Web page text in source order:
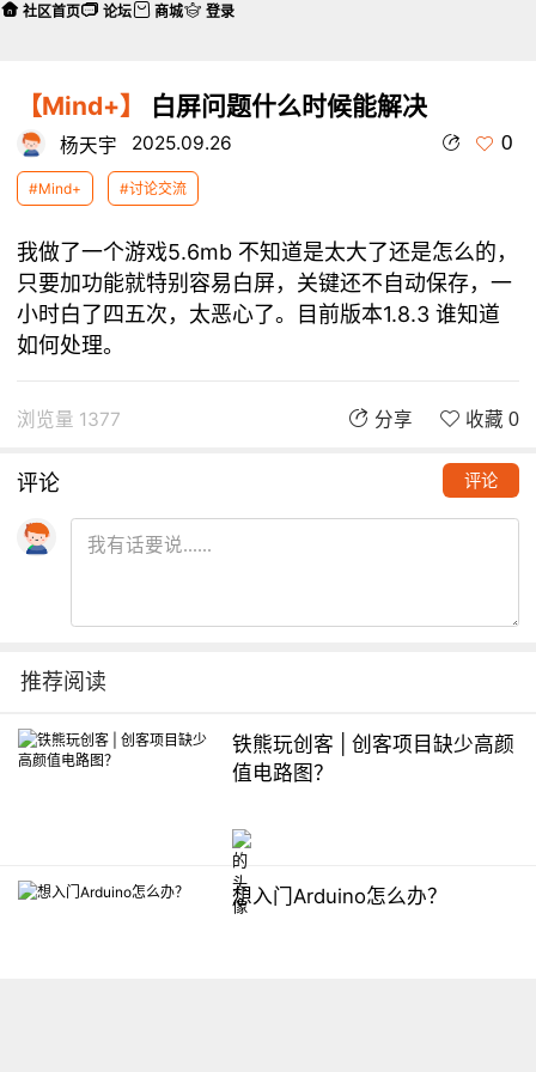
【Mind+】 白屏问题什么时候能解决
杨天宇 2025.09.26 0
#Mind+ #讨论交流
我做了一个游戏5.6mb 不知道是太大了还是怎么的，
只要加功能就特别容易白屏，关键还不自动保存，一
小时白了四五次，太恶心了。目前版本1.8.3 谁知道
如何处理。
浏览量 1377 分享 收藏 0
评论 评论
推荐阅读
铁熊玩创客 | 创客项目缺少高颜
值电路图？
想入门Arduino怎么办？
社区首页 论坛 商城 登录